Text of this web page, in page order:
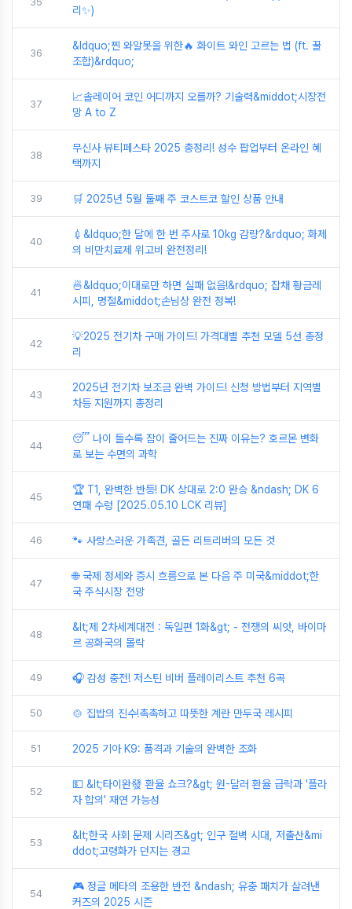
리✨)
36
&ldquo;찐 와알못을 위한🔥 화이트 와인 고르는 법 (ft. 꿀
조합)&rdquo;
37
📈솔레이어 코인 어디까지 오를까? 기술력&middot;시장전
망 A to Z
38
무신사 뷰티페스타 2025 총정리! 성수 팝업부터 온라인 혜
택까지
39 🛒 2025년 5월 둘째 주 코스트코 할인 상품 안내
40
💉&ldquo;한 달에 한 번 주사로 10kg 감량?&rdquo; 화제
의 비만치료제 위고비 완전정리!
41
🍜&ldquo;이대로만 하면 실패 없음!&rdquo; 잡채 황금레
시피, 명절&middot;손님상 완전 정복!
42
💡2025 전기차 구매 가이드! 가격대별 추천 모델 5선 총정
리
43
2025년 전기차 보조금 완벽 가이드! 신청 방법부터 지역별
차등 지원까지 총정리
44
😴 나이 들수록 잠이 줄어드는 진짜 이유는? 호르몬 변화
로 보는 수면의 과학
45
🏆 T1, 완벽한 반등! DK 상대로 2:0 완승 &ndash; DK 6
연패 수렁 [2025.05.10 LCK 리뷰]
46 🐾 사랑스러운 가족견, 골든 리트리버의 모든 것
47
🌐 국제 정세와 증시 흐름으로 본 다음 주 미국&middot;한
국 주식시장 전망
48
&lt;제 2차세계대전 : 독일편 1화&gt; - 전쟁의 씨앗, 바이마
르 공화국의 몰락
49 🎧 감성 충전! 저스틴 비버 플레이리스트 추천 6곡
50 🍲 집밥의 진수!촉촉하고 따뜻한 계란 만두국 레시피
51 2025 기아 K9: 품격과 기술의 완벽한 조화
52
💵 &lt;타이완發 환율 쇼크?&gt; 원-달러 환율 급락과 '플라
자 합의' 재연 가능성
53
&lt;한국 사회 문제 시리즈&gt; 인구 절벽 시대, 저출산&mi
ddot;고령화가 던지는 경고
54
🎮 정글 메타의 조용한 반전 &ndash; 유충 패치가 살려낸
커즈의 2025 시즌